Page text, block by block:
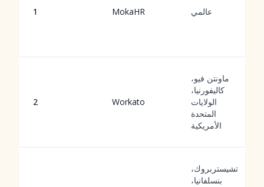
1 MokaHR عالمي
2 Workato
ماونتن فيو،
كاليفورنيا،
الولايات
المتحدة
الأمريكية
تشيستربروك،
بنسلفانيا،